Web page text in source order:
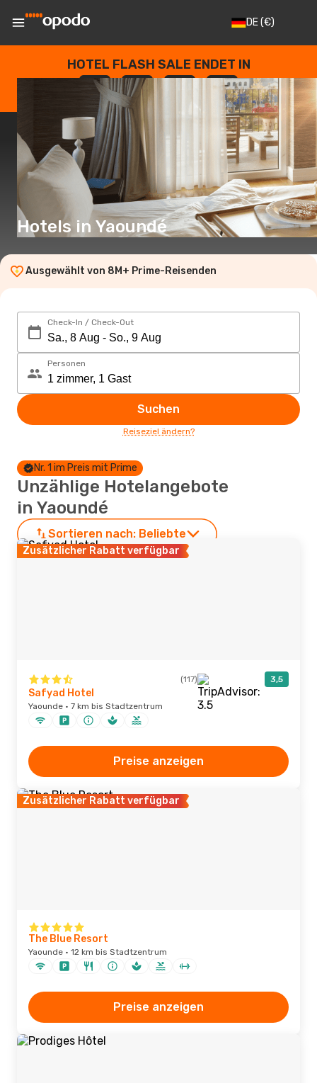
DE(€)
HOTEL FLASH SALE ENDET IN
--
TAGE
: --
STUNDEN
: --
SEKUNDEN
Hotels in Yaoundé
Ausgewählt von 8M+ Prime-Reisenden
Check-In / Check-Out
Personen
Suchen
Reiseziel ändern?
Nr. 1 im Preis mit Prime
Unzählige Hotelangebote
in Yaoundé
Sortieren nach: Beliebte
Zusätzlicher Rabatt verfügbar
(117) 3,5
Safyad Hotel
Yaounde · 7 km bis Stadtzentrum
Preise anzeigen
Zusätzlicher Rabatt verfügbar
The Blue Resort
Yaounde · 12 km bis Stadtzentrum
Preise anzeigen